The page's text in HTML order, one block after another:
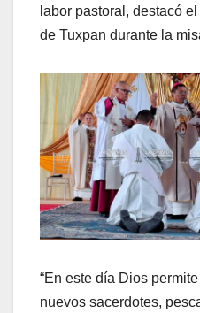
labor pastoral, destacó
de Tuxpan durante la
“En este día Dios
nuevos sacerdotes,